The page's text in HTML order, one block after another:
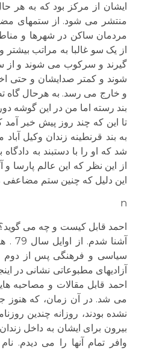
ایشان از مرکز بود که به هر
منتشر می شود. از ستمهای
مردمان ساکن در شهرها و
از یک سو غالبا به مراتب
گیرند و سرکوب می شوند و از
شوند و کمتر صدایشان و حتی
و خارج می رسد. به هرحال گاه
بند رسته اما من در این گوشه
تا این که چند روز پیش خبر آمد
به بند قرنطینه زندان وکیل
شد که او را با دستبند به دادگاه
از این نظر که این عالم پارسا
این دلیل که چنین ستم مضاعفی
n
احمد قابل کیست و چه می گوید؟
سیاسی و فرهنگی پس از دوم
آزادیهای مطبوعاتی نشانی در
احمد قابل مقالات و مصاحبه
می شد. در آن زمان، که هنوز
نشده بودند، روزانه چندین
بیرون برای ایشان به داخل
وافر تمام آنها را می دیدم.